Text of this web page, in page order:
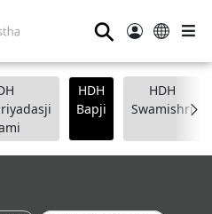
⚲
HDH
Bapji
HDH
Swamishri